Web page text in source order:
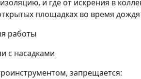
и где от искрения в
площадках во время дождя
работы
с насадками
запрещается: